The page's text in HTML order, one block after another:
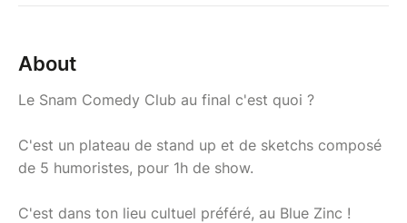
About
Le Snam Comedy Club au final c'est quoi ?
C'est un plateau de stand up et de sketchs composé
de 5 humoristes, pour 1h de show.
C'est dans ton lieu cultuel préféré, au Blue Zinc !